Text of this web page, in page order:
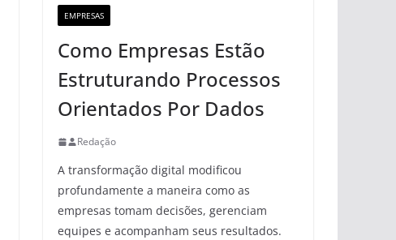
EMPRESAS
Como Empresas Estão
Estruturando Processos
Orientados Por Dados
Redação
A transformação digital modificou
profundamente a maneira como as
empresas tomam decisões, gerenciam
equipes e acompanham seus resultados.